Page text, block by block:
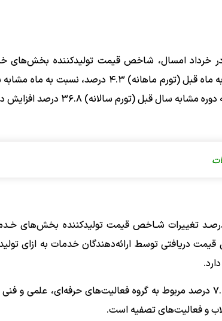
در خرداد امسال، شاخص قیمت تولیدکننده
و فعالیت‌های تصفیه است.